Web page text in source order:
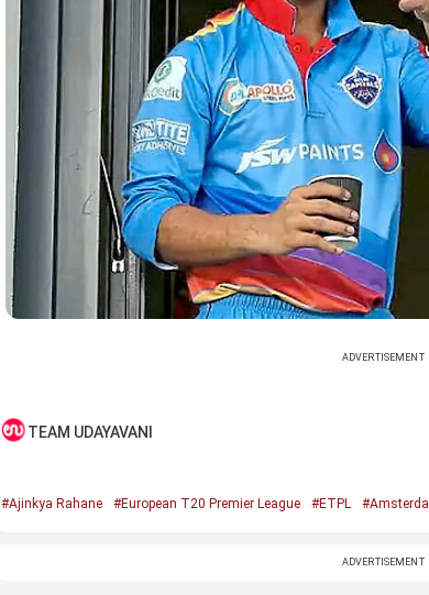
ADVERTISEMENT
TEAM UDAYAVANI
#Ajinkya Rahane #European T20 Premier League #ETPL
ADVERTISEMENT